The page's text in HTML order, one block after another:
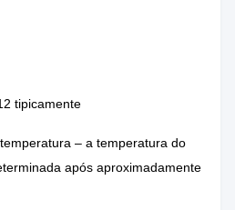
tipicamente
– a temperatura do
após aproximadamente